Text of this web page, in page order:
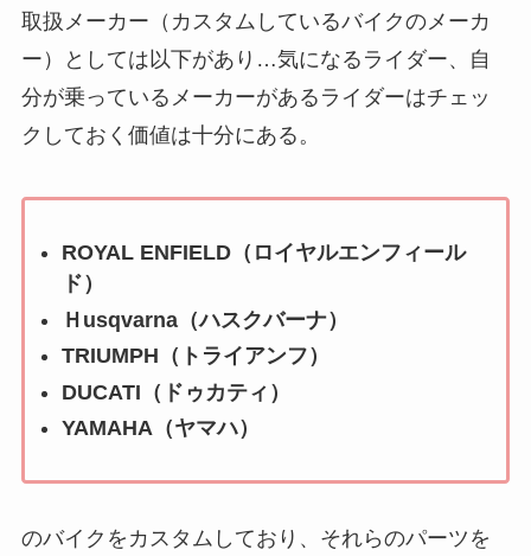
取扱メーカー（カスタムしているバイクのメーカ
ー）としては以下があり…気になるライダー、自
分が乗っているメーカーがあるライダーはチェッ
クしておく価値は十分にある。
ROYAL ENFIELD（ロイヤルエンフィール
ド）
Ｈusqvarna（ハスクバーナ）
TRIUMPH（トライアンフ）
DUCATI（ドゥカティ）
YAMAHA（ヤマハ）
のバイクをカスタムしており、それらのパーツを